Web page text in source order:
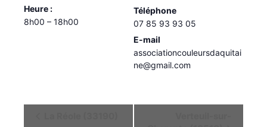
Heure :
8h00 – 18h00
Téléphone
07 85 93 93 05
E-mail
associationcouleursdaquitai
ne@gmail.com